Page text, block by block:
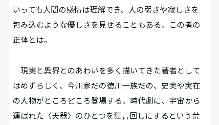
いっても人間の感情は理解でき、人の弱さや寂しさを
包み込むような優しさを見せることもある。この者の
正体とは――。
現実と異界とのあわいを多く描いてきた著者として
はめずらしく、今川家だの徳川一族だの、史実や実在
の人物がところどころ登場する。時代劇に、宇宙から
運ばれた〈天器〉のひとつを狂言回しにするという荒